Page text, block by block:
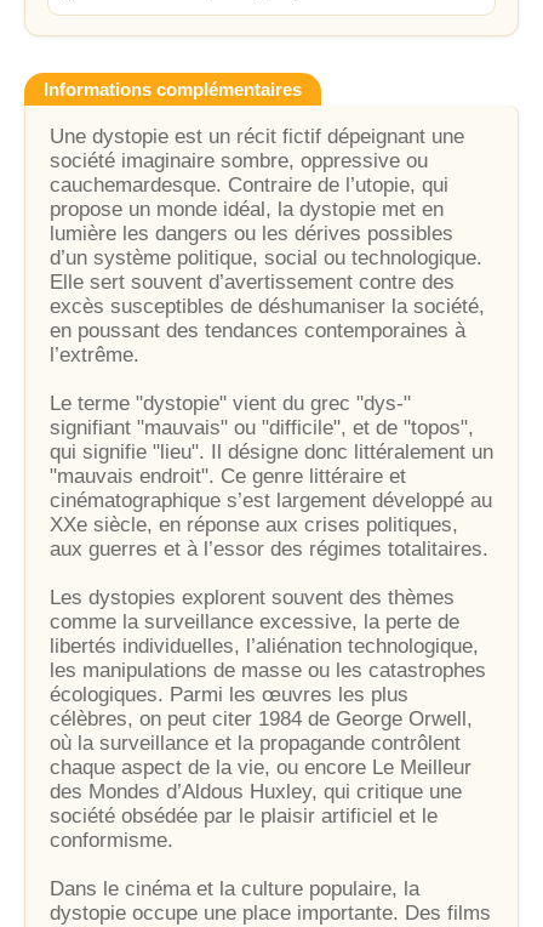
Informations complémentaires
Une dystopie est un récit fictif dépeignant une
société imaginaire sombre, oppressive ou
cauchemardesque. Contraire de l’utopie, qui
propose un monde idéal, la dystopie met en
lumière les dangers ou les dérives possibles
d’un système politique, social ou technologique.
Elle sert souvent d’avertissement contre des
excès susceptibles de déshumaniser la société,
en poussant des tendances contemporaines à
l’extrême.
Le terme "dystopie" vient du grec "dys-"
signifiant "mauvais" ou "difficile", et de "topos",
qui signifie "lieu". Il désigne donc littéralement un
"mauvais endroit". Ce genre littéraire et
cinématographique s’est largement développé au
XXe siècle, en réponse aux crises politiques,
aux guerres et à l’essor des régimes totalitaires.
Les dystopies explorent souvent des thèmes
comme la surveillance excessive, la perte de
libertés individuelles, l’aliénation technologique,
les manipulations de masse ou les catastrophes
écologiques. Parmi les œuvres les plus
célèbres, on peut citer 1984 de George Orwell,
où la surveillance et la propagande contrôlent
chaque aspect de la vie, ou encore Le Meilleur
des Mondes d’Aldous Huxley, qui critique une
société obsédée par le plaisir artificiel et le
conformisme.
Dans le cinéma et la culture populaire, la
dystopie occupe une place importante. Des films